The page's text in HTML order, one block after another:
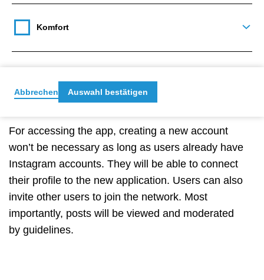
What more do you need to know?
For accessing the app, creating a new account
won’t be necessary as long as users already have
Instagram accounts. They will be able to connect
their profile to the new application. Users can also
invite other users to join the network. Most
importantly, posts will be viewed and moderated
by guidelines.
Komfort
Abbrechen Auswahl bestätigen